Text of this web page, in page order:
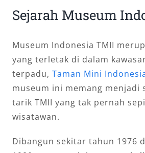
Sejarah Museum
Museum Indonesia TMII
yang terletak di dalam
terpadu, Taman Mini
museum ini memang menjadi
tarik TMII yang tak pernah
wisatawan.
Dibangun sekitar tahun 1976